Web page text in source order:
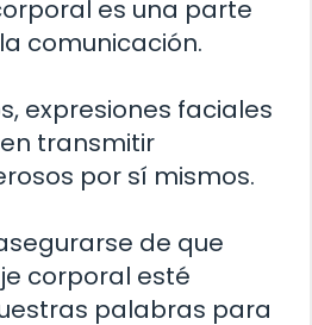
es una parte
comunicación.
expresiones faciales
transmitir
por sí mismos.
de que
corporal esté
palabras para